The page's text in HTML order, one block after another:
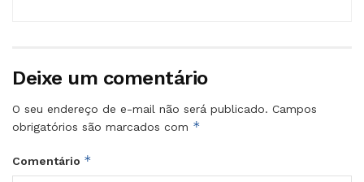
Deixe um comentário
O seu endereço de e-mail não será publicado. Campos
obrigatórios são marcados com *
Comentário *